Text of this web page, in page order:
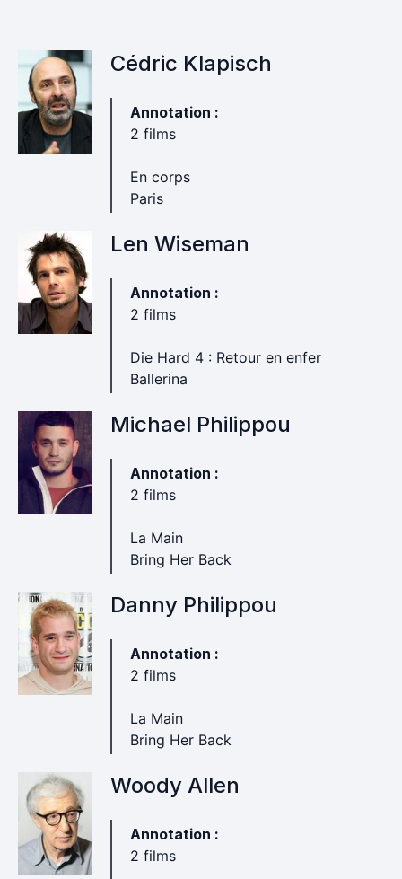
Cédric Klapisch
Annotation :
2 films
En corps
Paris
Len Wiseman
Annotation :
2 films
Die Hard 4 : Retour en enfer
Ballerina
Michael Philippou
Annotation :
2 films
La Main
Bring Her Back
Danny Philippou
Annotation :
2 films
La Main
Bring Her Back
Woody Allen
Annotation :
2 films